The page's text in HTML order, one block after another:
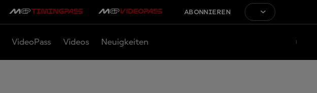
ABONNIEREN
VideoPass Videos Neuigkeiten